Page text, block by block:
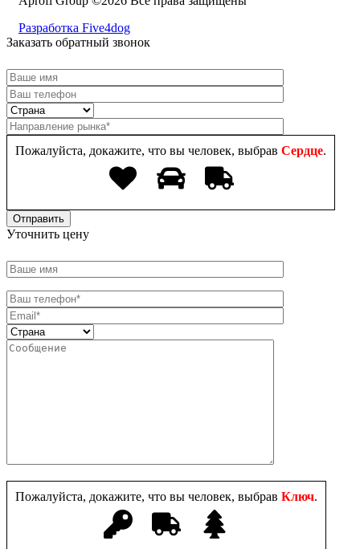
Разработка Five4dog
Заказать обратный звонок
Пожалуйста, докажите, что вы человек, выбрав Сердце.
Уточнить цену
Пожалуйста, докажите, что вы человек, выбрав Ключ.